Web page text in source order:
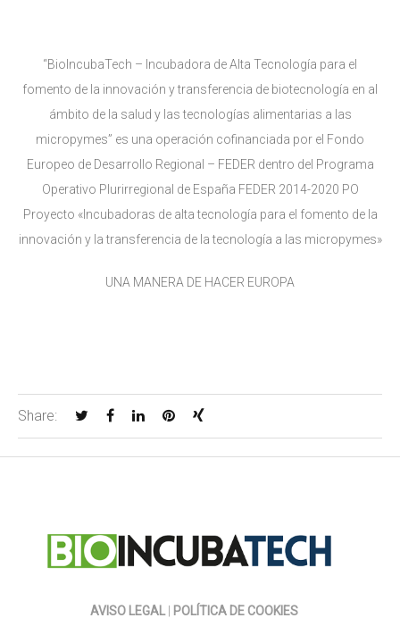
“BioIncubaTech – Incubadora de Alta Tecnología para el
fomento de la innovación y transferencia de biotecnología en al
ámbito de la salud y las tecnologías alimentarias a las
micropymes” es una operación cofinanciada por el Fondo
Europeo de Desarrollo Regional – FEDER dentro del Programa
Operativo Plurirregional de España FEDER 2014-2020 PO
Proyecto «Incubadoras de alta tecnología para el fomento de la
innovación y la transferencia de la tecnología a las micropymes»
UNA MANERA DE HACER EUROPA
Share:
AVISO LEGAL| POLÍTICA DE COOKIES